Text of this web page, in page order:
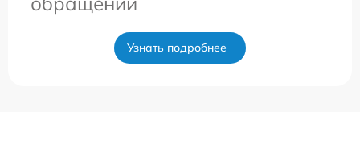
Узнать подробнее